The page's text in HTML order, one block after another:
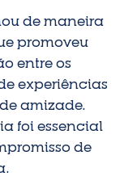
de maneira
promoveu
entre os
experiências
amizade.
foi essencial
de